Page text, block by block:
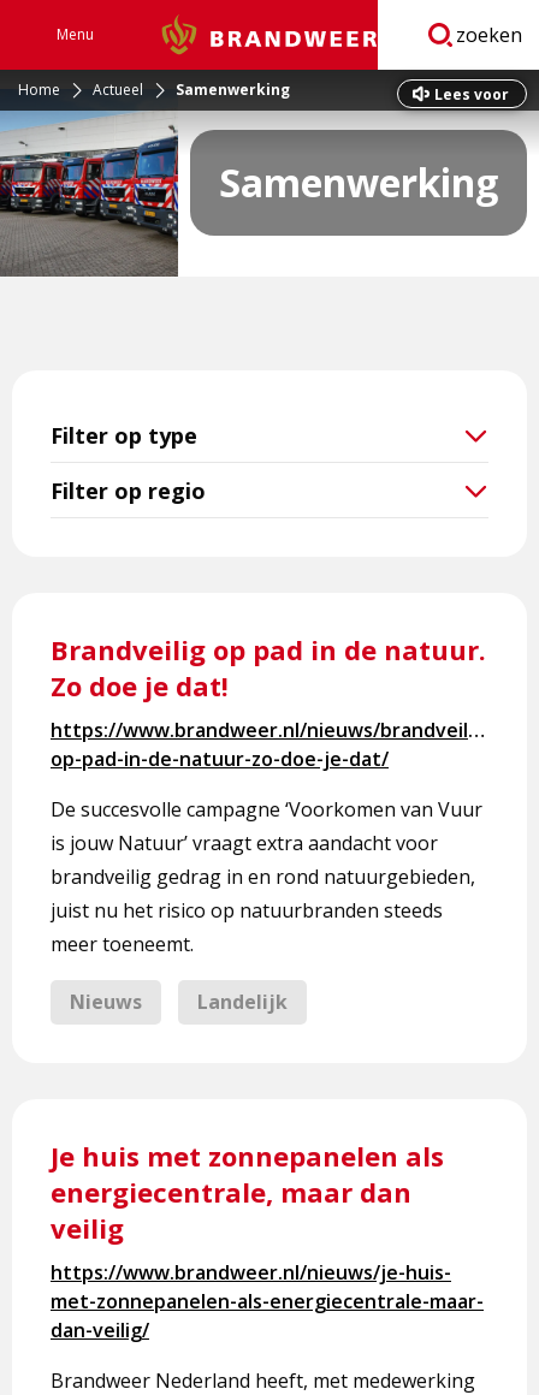
Menu Brandweer zoeken
Home Actueel Samenwerking Lees voor
Samenwerking
Filter op type
Filter op regio
Brandveilig op pad in de natuur.
Zo doe je dat!
https://www.brandweer.nl/nieuws/brandveilig-
op-pad-in-de-natuur-zo-doe-je-dat/
De succesvolle campagne ‘Voorkomen van Vuur
is jouw Natuur’ vraagt extra aandacht voor
brandveilig gedrag in en rond natuurgebieden,
juist nu het risico op natuurbranden steeds
meer toeneemt.
Nieuws Landelijk
Brandveilig
natuur.
Je huis met zonnepanelen als
energiecentrale, maar dan
veilig
https://www.brandweer.nl/nieuws/je-huis-
met-zonnepanelen-als-energiecentrale-maar-
dan-veilig/
Brandweer Nederland heeft, met medewerking
over
zonnepanelen
energiecentrale,
maar